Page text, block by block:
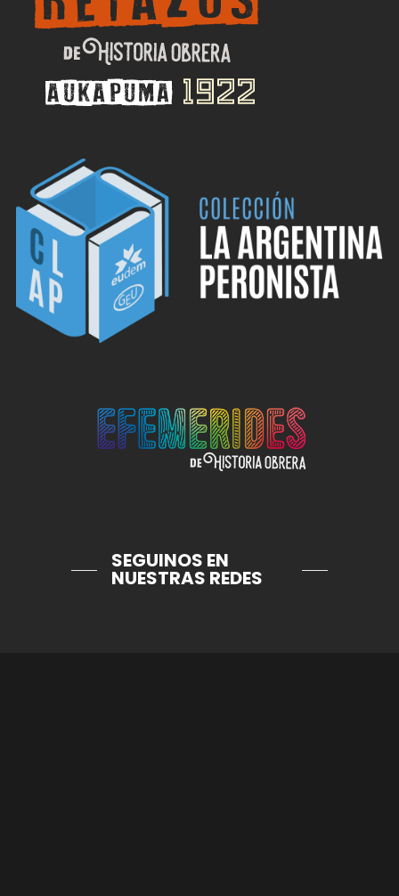
SEGUINOS EN
NUESTRAS REDES